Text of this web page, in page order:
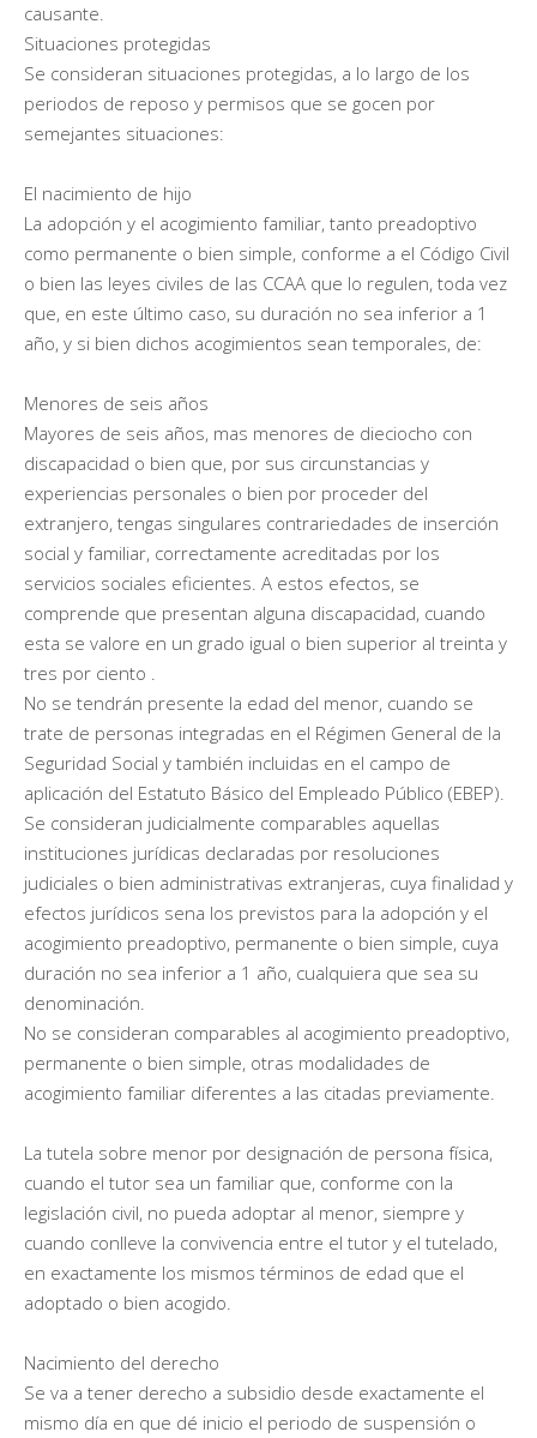
causante.
Situaciones protegidas
Se consideran situaciones protegidas, a lo largo de los
periodos de reposo y permisos que se gocen por
semejantes situaciones:
El nacimiento de hijo
La adopción y el acogimiento familiar, tanto preadoptivo
como permanente o bien simple, conforme a el Código Civil
o bien las leyes civiles de las CCAA que lo regulen, toda vez
que, en este último caso, su duración no sea inferior a 1
año, y si bien dichos acogimientos sean temporales, de:
Menores de seis años
Mayores de seis años, mas menores de dieciocho con
discapacidad o bien que, por sus circunstancias y
experiencias personales o bien por proceder del
extranjero, tengas singulares contrariedades de inserción
social y familiar, correctamente acreditadas por los
servicios sociales eficientes. A estos efectos, se
comprende que presentan alguna discapacidad, cuando
esta se valore en un grado igual o bien superior al treinta y
tres por ciento .
No se tendrán presente la edad del menor, cuando se
trate de personas integradas en el Régimen General de la
Seguridad Social y también incluidas en el campo de
aplicación del Estatuto Básico del Empleado Público (EBEP).
Se consideran judicialmente comparables aquellas
instituciones jurídicas declaradas por resoluciones
judiciales o bien administrativas extranjeras, cuya finalidad y
efectos jurídicos sena los previstos para la adopción y el
acogimiento preadoptivo, permanente o bien simple, cuya
duración no sea inferior a 1 año, cualquiera que sea su
denominación.
No se consideran comparables al acogimiento preadoptivo,
permanente o bien simple, otras modalidades de
acogimiento familiar diferentes a las citadas previamente.
La tutela sobre menor por designación de persona física,
cuando el tutor sea un familiar que, conforme con la
legislación civil, no pueda adoptar al menor, siempre y
cuando conlleve la convivencia entre el tutor y el tutelado,
en exactamente los mismos términos de edad que el
adoptado o bien acogido.
Nacimiento del derecho
Se va a tener derecho a subsidio desde exactamente el
mismo día en que dé inicio el periodo de suspensión o